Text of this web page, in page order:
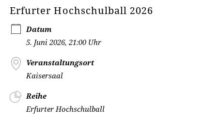
Erfurter Hochschulball 2026
Datum
5. Juni 2026, 21:00 Uhr
Veranstaltungsort
Kaisersaal
Reihe
Erfurter Hochschulball